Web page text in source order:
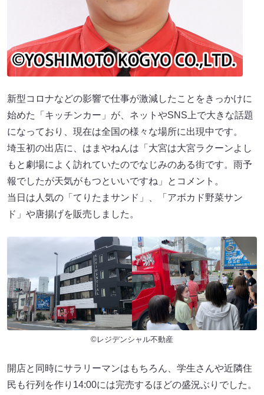
新型コロナなどの影響で仕事が激減したことをきっかけに
始めた「キッチンカー」が、ネットやSNS上で大きな話題
になっており、現在は全国の様々な場所に出現中です。
埼玉初の出店に、はまやねんは「大宮は大宮ラクーンよし
もと劇場によく訪れていたのでなじみのある街です。雨予
報でしたが天気がもつといいですね」とコメント。
当日は人気の「てりたまサンド」、「アボカド野菜サン
ド」や唐揚げを販売しました。
©レジデンシャル不動産
開店と同時にサラリーマンはもちろん、学生さんや近隣住
民も行列を作り14:00には完売するほどの盛況ぶりでした。